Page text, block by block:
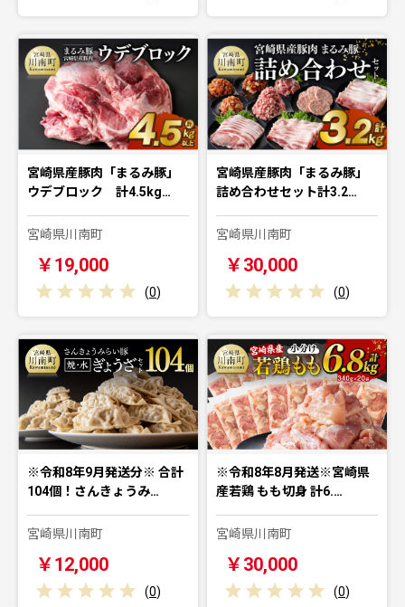
宮崎県産豚肉「まるみ豚」
ウデブロック 計4.5kg…
宮崎県川南町
￥19,000
(0)
宮崎県産豚肉「まるみ豚」
詰め合わせセット計3.2…
宮崎県川南町
￥30,000
(0)
※令和8年9月発送分※ 合計
104個！さんきょうみ…
宮崎県川南町
￥12,000
(0)
※令和8年8月発送※宮崎県
産若鶏 もも切身 計6.…
宮崎県川南町
￥30,000
(0)